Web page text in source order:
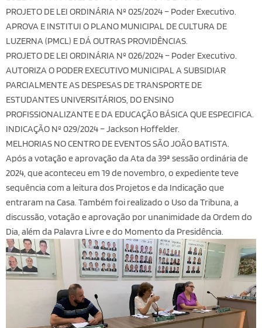
PROJETO DE LEI ORDINÁRIA Nº 025/2024 – Poder Executivo.
APROVA E INSTITUI O PLANO MUNICIPAL DE CULTURA DE
LUZERNA (PMCL) E DÁ OUTRAS PROVIDÊNCIAS.
PROJETO DE LEI ORDINÁRIA Nº 026/2024 – Poder Executivo.
AUTORIZA O PODER EXECUTIVO MUNICIPAL A SUBSIDIAR
PARCIALMENTE AS DESPESAS DE TRANSPORTE DE
ESTUDANTES UNIVERSITÁRIOS, DO ENSINO
PROFISSIONALIZANTE E DA EDUCAÇÃO BÁSICA QUE ESPECIFICA.
INDICAÇÃO Nº 029/2024 – Jackson Hoffelder.
MELHORIAS NO CENTRO DE EVENTOS SÃO JOÃO BATISTA.
Após a votação e aprovação da Ata da 39ª sessão ordinária de
2024, que aconteceu em 19 de novembro, o expediente teve
sequência com a leitura dos Projetos e da Indicação que
entraram na Casa. Também foi realizado o Uso da Tribuna, a
discussão, votação e aprovação por unanimidade da Ordem do
Dia, além da Palavra Livre e do Momento da Presidência.